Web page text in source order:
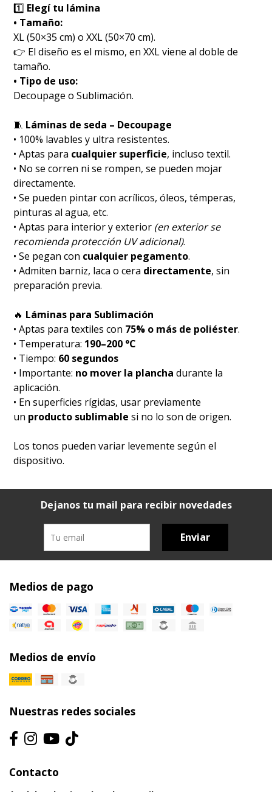
1️⃣ Elegí tu lámina
• Tamaño:
XL (50×35 cm) o XXL (50×70 cm).
👉 El diseño es el mismo, en XXL viene al doble de
tamaño.
• Tipo de uso:
Decoupage o Sublimación.
🧵 Láminas de seda – Decoupage
• 100% lavables y ultra resistentes.
• Aptas para cualquier superficie, incluso textil.
• No se corren ni se rompen, se pueden mojar
directamente.
• Se pueden pintar con acrílicos, óleos, témperas,
pinturas al agua, etc.
• Aptas para interior y exterior (en exterior se
recomienda protección UV adicional).
• Se pegan con cualquier pegamento.
• Admiten barniz, laca o cera directamente, sin
preparación previa.
🔥 Láminas para Sublimación
• Aptas para textiles con 75% o más de poliéster.
• Temperatura: 190–200 °C
• Tiempo: 60 segundos
• Importante: no mover la plancha durante la
aplicación.
• En superficies rígidas, usar previamente
un producto sublimable si no lo son de origen.
Los tonos pueden variar levemente según el
dispositivo.
Dejanos tu mail para recibir novedades
Enviar
Medios de pago
Medios de envío
Nuestras redes sociales
Contacto